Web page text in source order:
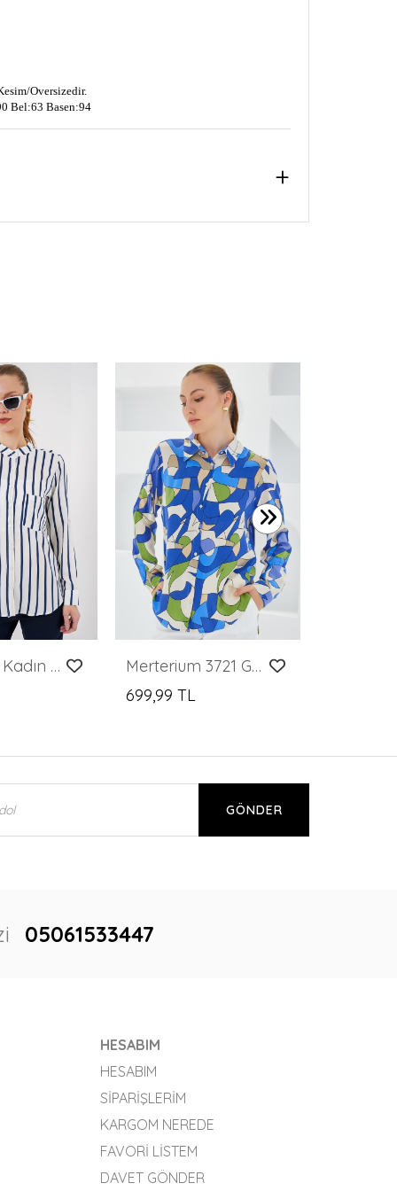
Oversizedir.
Bel:63 Basen:94
Merterium Kadın Uzun Kollu Çizgili Gömlek 20283 - B.Lacivert
Merterium 3721 Grafik Desenli Gömlek - İndigo
699,99 TL
GÖNDER
05061533447
HESABIM
HESABIM
SIPARIŞLERIM
KARGOM NEREDE
FAVORI LISTEM
DAVET GÖNDER